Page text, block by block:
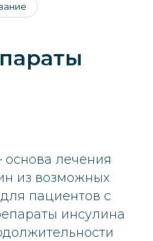
основа лечения
из возможных
пациентов с
инсулина